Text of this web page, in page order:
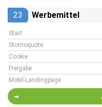
23 Werbemittel
Start
Stornoquote
Cookie
Freigabe
Mobil-Landingpage